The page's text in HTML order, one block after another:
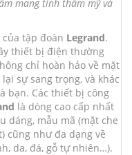
mang tính thẩm mỹ và
tập đoàn Legrand.
thiết bị điện thường
chỉ hoàn hảo về mặt
sự sang trọng, và khác
bạn. Các thiết bị công
là dòng cao cấp nhất
dáng, mẫu mã (mặt che
cũng như đa dạng về
da, đá, gỗ tự nhiên…).